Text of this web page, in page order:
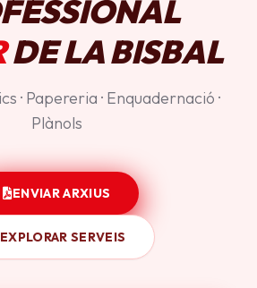
DE LA BISBAL
· Papereria · Enquadernació ·
Plànols
ENVIAR ARXIUS
EXPLORAR SERVEIS